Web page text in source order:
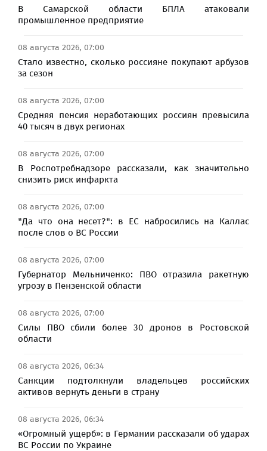
В Самарской области БПЛА атаковали
промышленное предприятие
08 августа 2026, 07:00
Стало известно, сколько россияне покупают арбузов
за сезон
08 августа 2026, 07:00
Средняя пенсия неработающих россиян превысила
40 тысяч в двух регионах​
08 августа 2026, 07:00
В Роспотребнадзоре рассказали, как значительно
снизить риск инфаркта
08 августа 2026, 07:00
"Да что она несет?": в ЕС набросились на Каллас
после слов о ВС России
08 августа 2026, 07:00
Губернатор Мельниченко: ПВО отразила ракетную
угрозу в Пензенской области
08 августа 2026, 07:00
Силы ПВО сбили более 30 дронов в Ростовской
области
08 августа 2026, 06:34
Санкции подтолкнули владельцев российских
активов вернуть деньги в страну
08 августа 2026, 06:34
«Огромный ущерб»: в Германии рассказали об ударах
ВС России по Украине